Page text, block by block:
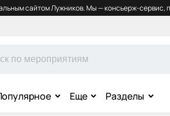
сайтом Лужников. Мы — консьерж-сервис,
Еще Разделы